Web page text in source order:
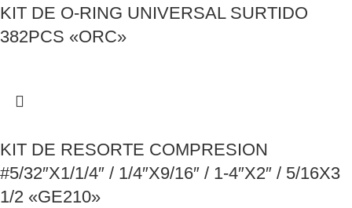
KIT DE O-RING UNIVERSAL SURTIDO
382PCS «ORC»
KIT DE RESORTE COMPRESION
#5/32″X1/1/4″ / 1/4″X9/16″ / 1-4″X2″ / 5/16X3
1/2 «GE210»